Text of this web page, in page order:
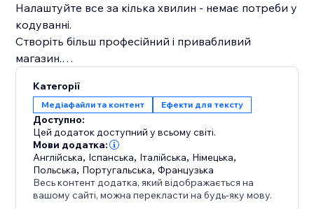
Налаштуйте все за кілька хвилин - немає потреби у
кодуванні.
Створіть більш професійний і привабливий
магазин.
Встановлюйте Google Fonts сьогодні, щоб підняти
свій дизайн шрифтів, зміцнити ідентичність вашого
бренду і зробити кожний елемент вашого магазину
по-справжньому відповідним вашому бренду.
Категорії
Медіафайли та контент Ефекти для тексту
Доступно:
Цей додаток доступний у всьому світі.
Мови додатка:
Англійська, Іспанська, Італійська, Німецька,
Польська, Португальська,Французька
Весь контент додатка, який відображається на
вашому сайті, можна перекласти на будь-яку мову.